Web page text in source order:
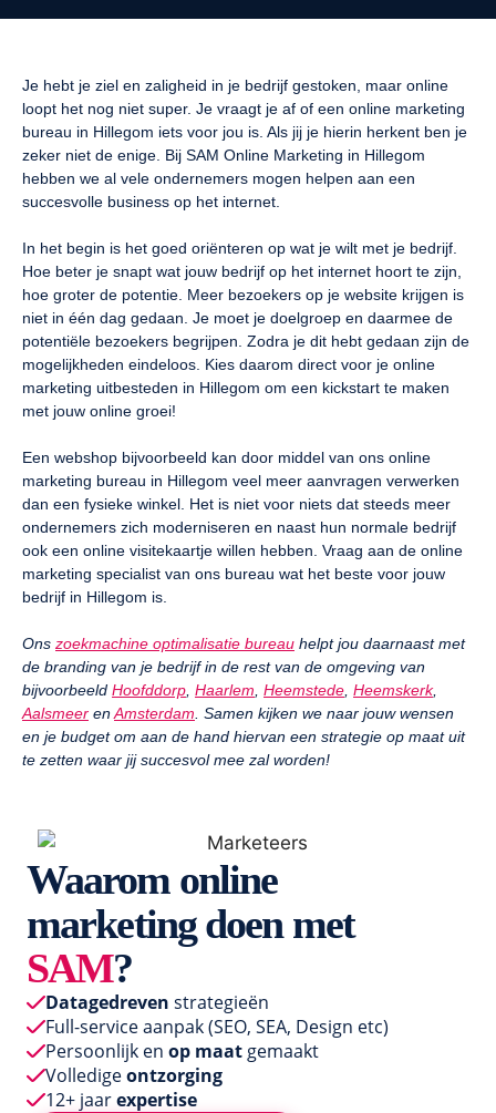
Ik wil een GRATIS consult
Je hebt je ziel en zaligheid in je bedrijf gestoken, maar online
loopt het nog niet super. Je vraagt je af of een online marketing
bureau in Hillegom iets voor jou is. Als jij je hierin herkent ben je
zeker niet de enige. Bij SAM Online Marketing in Hillegom
hebben we al vele ondernemers mogen helpen aan een
succesvolle business op het internet.
In het begin is het goed oriënteren op wat je wilt met je bedrijf.
Hoe beter je snapt wat jouw bedrijf op het internet hoort te zijn,
hoe groter de potentie. Meer bezoekers op je website krijgen is
niet in één dag gedaan. Je moet je doelgroep en daarmee de
potentiële bezoekers begrijpen. Zodra je dit hebt gedaan zijn de
mogelijkheden eindeloos. Kies daarom direct voor je online
marketing uitbesteden in Hillegom om een kickstart te maken
met jouw online groei!
Een webshop bijvoorbeeld kan door middel van ons online
marketing bureau in Hillegom veel meer aanvragen verwerken
dan een fysieke winkel. Het is niet voor niets dat steeds meer
ondernemers zich moderniseren en naast hun normale bedrijf
ook een online visitekaartje willen hebben. Vraag aan de online
marketing specialist van ons bureau wat het beste voor jouw
bedrijf in Hillegom is.
Ons zoekmachine optimalisatie bureau helpt jou daarnaast met
de branding van je bedrijf in de rest van de omgeving van
bijvoorbeeld Hoofddorp Haarlem Heemstede Heemskerk,
Aalsmeer enAmsterdam . Samen kijken we naar jouw wensen
en je budget om aan de hand hiervan een strategie op maat uit
te zetten waar jij succesvol mee zal worden!
Waarom online
marketing doen met
SAM?
Datagedreven strategieën
Full-service aanpak(SEO, SEA, Design etc)
Persoonlijk en op maatgemaakt
Volledigeontzorging
12+ jaarexpertise